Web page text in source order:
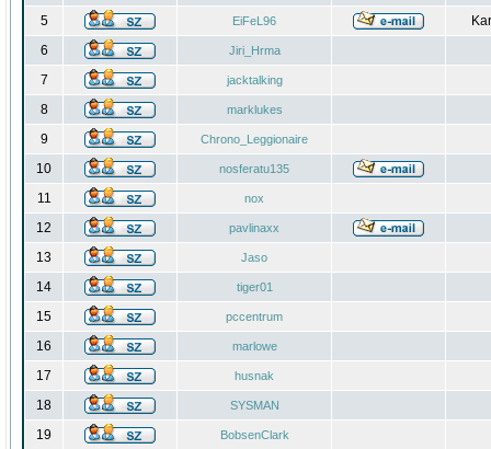
5 EiFeL96
6
Jiri_Hrma
7 jacktalking
8 marklukes
9 Chrono_Leggionaire
10 nosferatu135
11 nox
12 pavlinaxx
13 Jaso
14 tiger01
15 pccentrum
16 marlowe
17 husnak
18 SYSMAN
19 BobsenClark